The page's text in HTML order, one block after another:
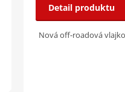
Detail produktu
Nová off-roadová